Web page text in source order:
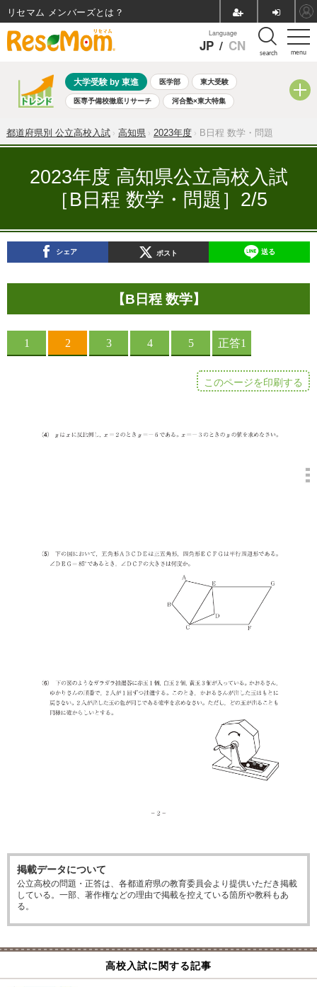
menu
Language
JP / CN search
大学受験 by 東進 医学部 東大受験
医専予備校徹底リサーチ 河合塾×東大特集
共通テスト 夏休み 8月開催学校説明会・相談会
自由研究教材（小学生向け） 自由研究教材（中学生向け）
都道府県別 公立高校入試 高知県 2023年度 B日程 数学・問題
2023年度 高知県公立高校入試
［B日程 数学・問題］2/5
シェア ポスト 送る
【B日程 数学】
このページを印刷する
掲載データについて
公立高校の問題・正答は、各都道府県の教育委員会より提供いただき掲載
している。一部、著作権などの理由で掲載を控えている箇所や教科もあ
る。
高校入試に関する記事
リセマム メンバーズ